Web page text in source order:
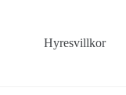
Hyresvillkor